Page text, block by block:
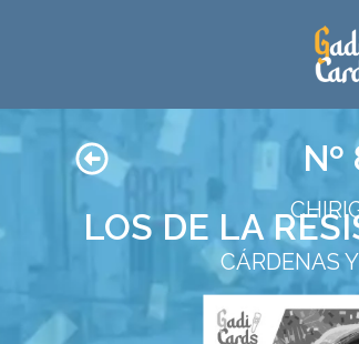
Nº
LOS DE LA
CÁRDENAS